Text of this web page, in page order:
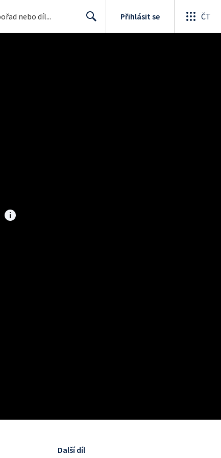
Přihlásit se ČT
Další díl